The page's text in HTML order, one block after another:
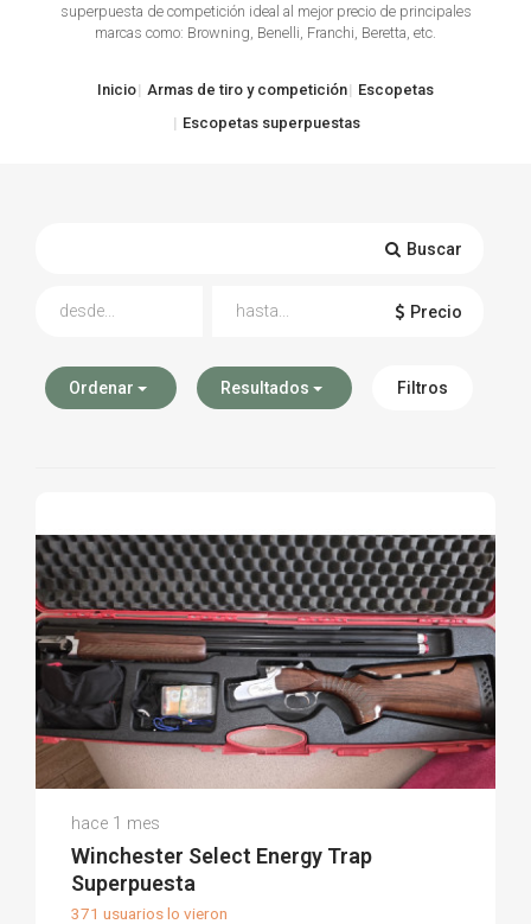
TIRO Y COMPETICIÓN
superpuesta de competición ideal al mejor precio de principales
marcas como: Browning, Benelli, Franchi, Beretta, etc.
Inicio Armas de tiro y competición
Escopetas
Escopetas superpuestas
Buscar
Precio
Ordenar Resultados Filtros
(0)
hace 1 mes
Winchester Select Energy Trap
Superpuesta
371 usuarios lo vieron